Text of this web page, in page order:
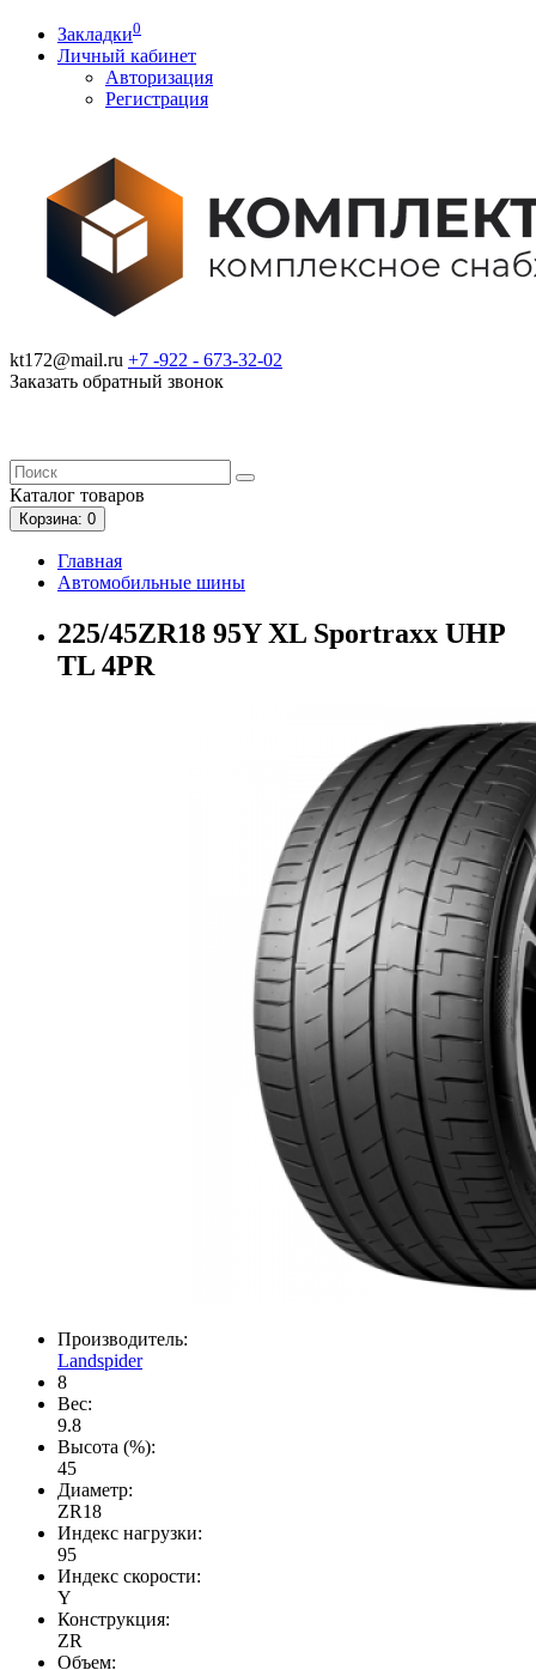
Закладки0
Личный кабинет
Авторизация
Регистрация
kt172@mail.ru +7 -922 - 673-32-02
Заказать обратный звонок
Каталог товаров
Корзина: 0
Главная
Автомобильные шины
225/45ZR18 95Y XL Sportraxx UHP
TL 4PR
Производитель:
Landspider
8
Вес:
9.8
Высота (%):
45
Диаметр:
ZR18
Индекс нагрузки:
95
Индекс скорости:
Y
Конструкция:
ZR
Объем: